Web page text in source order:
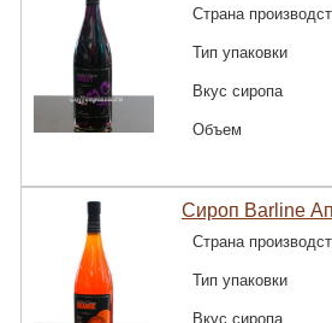
Страна
Тип упаковки
Вкус сиропа
Объем
Сироп Barline
Страна
Тип упаковки
Вкус сиропа